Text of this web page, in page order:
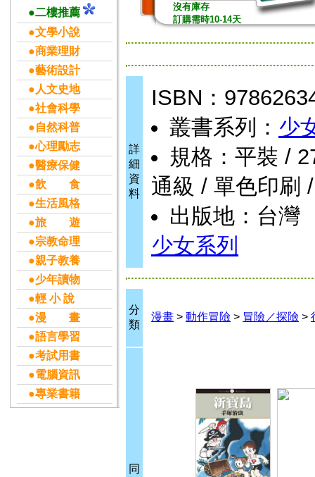
●二樓推薦
●文學小說
●商業理財
●藝術設計
●人文史地
●社會科學
●自然科普
●心理勵志
●醫療保健
●飲 食
●生活風格
●旅 遊
●宗教命理
●親子教養
●少年讀物
●輕 小 說
●漫 畫
●語言學習
●考試用書
●電腦資訊
●專業書籍
沒有庫存
訂購需時10-14天
詳
細
資
料
ISBN：
叢書系列： 少
規格：平裝 /
通級 / 單色印刷
出版地：台灣
少女系列
分
類
漫畫 > 動作冒險 > 冒險／探險 >
同